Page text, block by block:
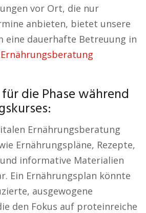
vor Ort, die nur
anbieten, bietet unsere
eine dauerhafte Betreuung in
Ernährungsberatung
die Phase während
Ernährungsberatung
Ernährungspläne, Rezepte,
informative Materialien
Ein Ernährungsplan könnte
ausgewogene
den Fokus auf proteinreiche